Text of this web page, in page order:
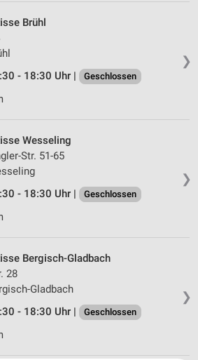
❯
Brühl
- 18:30 Uhr |
Geschlossen
❯
Wesseling
Str. 51-65
- 18:30 Uhr |
Geschlossen
❯
Bergisch-Gladbach
28
Gladbach
- 18:30 Uhr |
Geschlossen